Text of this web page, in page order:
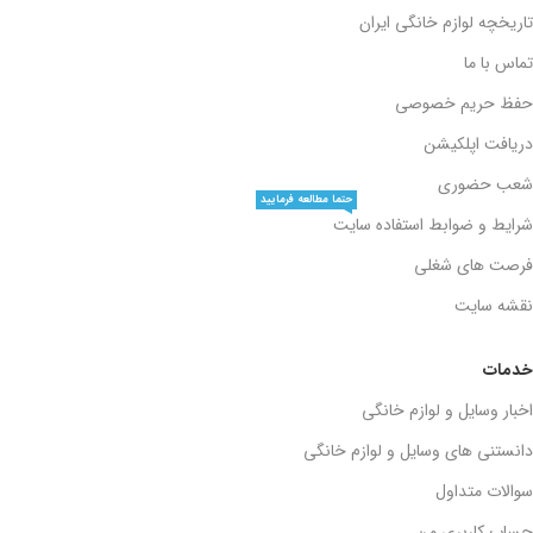
خدمات
اخبار وسایل و لوازم خانگی
دانستنی های وسایل و لوازم خانگی
سوالات متداول
تاریخچه لوازم خانگی ایران
تماس با ما
حفظ حریم خصوصی
دریافت اپلکیشن
شعب حضوری
شرایط و ضوابط استفاده سایت
حتما مطالعه فرمایید
فرصت های شغلی
نقشه سایت